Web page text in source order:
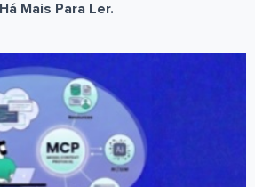
Há Mais Para Ler.